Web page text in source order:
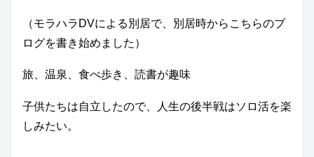
（モラハラDVによる別居で、別居時からこちらのブ
ログを書き始めました）
旅、温泉、食べ歩き、読書が趣味
子供たちは自立したので、人生の後半戦はソロ活を楽
しみたい。